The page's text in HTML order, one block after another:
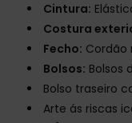
Cintura:
Costura
Fecho: Cordão
Bolsos: Bolsos
Bolso traseiro
Arte ás riscas